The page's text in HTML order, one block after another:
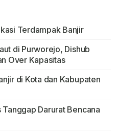
Terdampak Banjir
di Purworejo, Dishub
Over Kapasitas
di Kota dan Kabupaten
Darurat Bencana